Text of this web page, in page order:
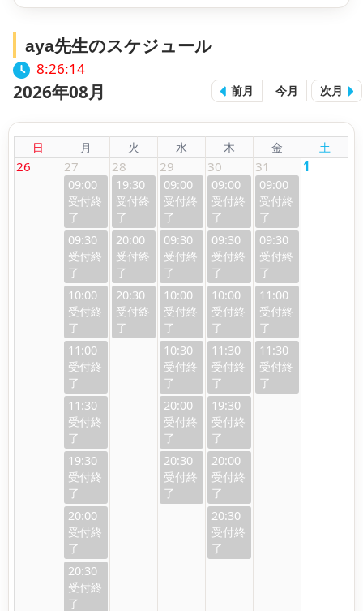
aya先生のスケジュール
8:26:15
2026年08月 前月 今月 次月
日 月 火 水 木 金 土
26 27
09:00
09:30
10:00
11:00
11:30
19:30
20:00
20:30
28
19:30
20:00
20:30
29
09:00
09:30
10:00
10:30
20:00
20:30
30
09:00
09:30
10:00
11:30
19:30
20:00
20:30
31
09:00
09:30
11:00
11:30
1